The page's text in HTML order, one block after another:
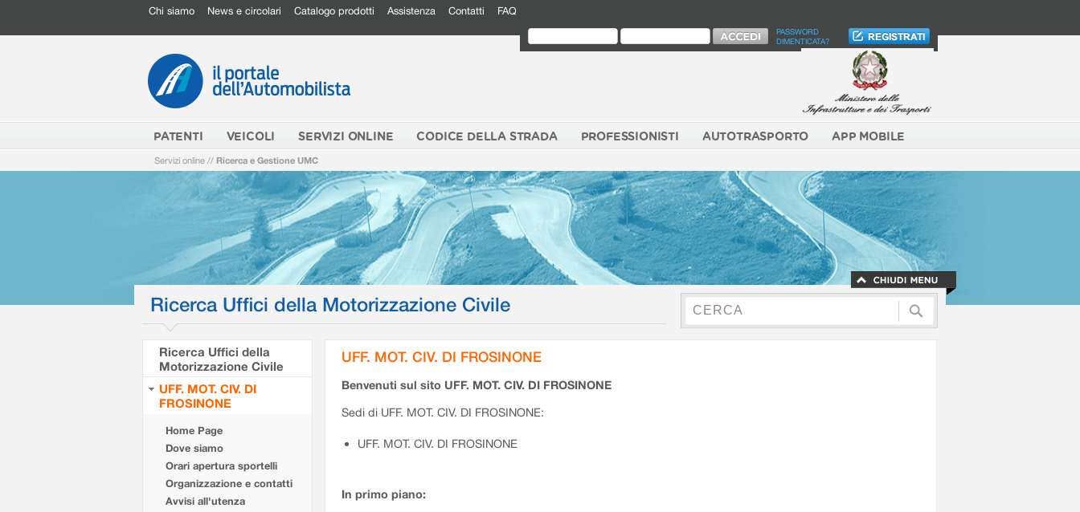
Chi siamo News e circolari Catalogo prodotti Assistenza Contatti FAQ
PASSWORD
DIMENTICATA?
PATENTI VEICOLI SERVIZI ONLINE CODICE DELLA STRADA PROFESSIONISTI AUTOTRASPORTO APP MOBILE
Servizi online // Ricerca e Gestione UMC
Ricerca Uffici della Motorizzazione Civile
Ricerca Uffici della
Motorizzazione Civile
UFF. MOT. CIV. DI
FROSINONE
Home Page
Dove siamo
Orari apertura sportelli
Organizzazione e contatti
Avvisi all'utenza
UFF. MOT. CIV. DI FROSINONE
Benvenuti sul sito UFF. MOT. CIV. DI FROSINONE
Sedi di UFF. MOT. CIV. DI FROSINONE:
UFF. MOT. CIV. DI FROSINONE
In primo piano: